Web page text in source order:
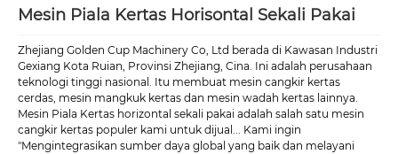
Mesin Piala Kertas Horisontal Sekali Pakai
Zhejiang Golden Cup Machinery Co, Ltd berada di Kawasan Industri
Gexiang Kota Ruian, Provinsi Zhejiang, Cina. Ini adalah perusahaan
teknologi tinggi nasional. Itu membuat mesin cangkir kertas
cerdas, mesin mangkuk kertas dan mesin wadah kertas lainnya.
Mesin Piala Kertas horizontal sekali pakai adalah salah satu mesin
cangkir kertas populer kami untuk dijual... Kami ingin
"Mengintegrasikan sumber daya global yang baik dan melayani